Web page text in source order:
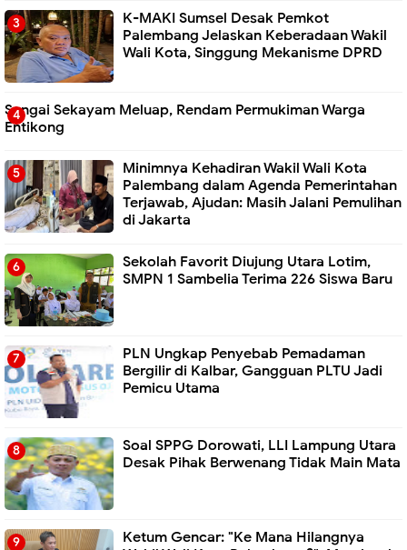
K-MAKI Sumsel Desak Pemkot
Palembang Jelaskan Keberadaan Wakil
Wali Kota, Singgung Mekanisme DPRD
Sungai Sekayam Meluap, Rendam Permukiman Warga
Entikong
Minimnya Kehadiran Wakil Wali Kota
Palembang dalam Agenda Pemerintahan
Terjawab, Ajudan: Masih Jalani Pemulihan
di Jakarta
Sekolah Favorit Diujung Utara Lotim,
SMPN 1 Sambelia Terima 226 Siswa Baru ‎
PLN Ungkap Penyebab Pemadaman
Bergilir di Kalbar, Gangguan PLTU Jadi
Pemicu Utama
Soal SPPG Dorowati, LLI Lampung Utara
Desak Pihak Berwenang Tidak Main Mata
Ketum Gencar: "Ke Mana Hilangnya